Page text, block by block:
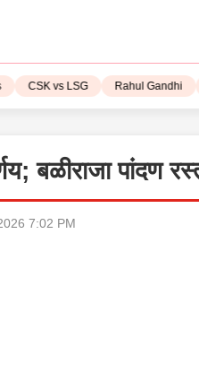
CSK vs LSG Rahul Gandhi
बळीराजा पांदण
7:02 PM